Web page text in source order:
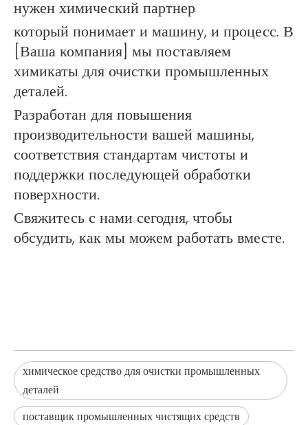
нужен химический партнер
который понимает и машину, и процесс. В
[Ваша компания] мы поставляем
химикаты для очистки промышленных
деталей.
Разработан для повышения
производительности вашей машины,
соответствия стандартам чистоты и
поддержки последующей обработки
поверхности.
Свяжитесь с нами сегодня, чтобы
обсудить, как мы можем работать вместе.
химическое средство для очистки промышленных
деталей
поставщик промышленных чистящих средств